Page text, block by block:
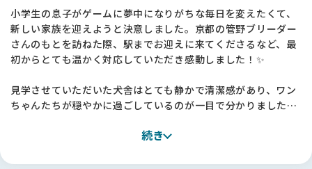
【Breeder Familiesへ】
今回、犬を飼うにあたって調べれば調べるほど、日本のペット
業界の課題や、本当に良いブリーダーさんに辿り着く難しさを
痛感していました。普通に検索しても、なかなか「シリアスブ
そんな中、有名なブリーダーさんのインスタで紹介されていた
のがBreeder Familiesさんの記事でした。
「小さければいいわけではない」という健康への考え方や、
noteに綴られた理念を読み、以前知人のワンちゃんが突然亡く
なってしまった悲しい経験とも重なり、深く共感しました。
小学生の息子がゲームに夢中になりがちな毎日を変えたくて、
新しい家族を迎えようと決意しました。京都の管野ブリーダー
さんのもとを訪ねた際、駅までお迎えに来てくださるなど、最
初からとても温かく対応していただき感動しました！✨
見学させていただいた犬舎はとても静かで清潔感があり、ワン
ちゃんたちが穏やかに過ごしているのが一目で分かりました
格。「この子なら、子どもたちとも良い関係が築けそう」と家
続き